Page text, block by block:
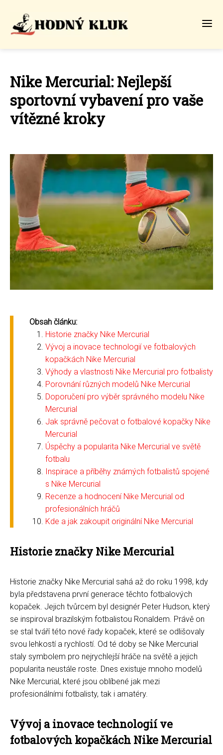
Nike Mercurial: Nejlepší
sportovní vybavení pro vaše
vítězné kroky
Obsah článku:
Historie značky Nike Mercurial
Vývoj a inovace technologií ve fotbalových
kopačkách Nike Mercurial
Výhody a vlastnosti Nike Mercurial pro fotbalisty
Porovnání různých modelů Nike Mercurial
Doporučení pro výběr správného modelu Nike
Mercurial
Jak správně pečovat o fotbalové kopačky Nike
Mercurial
Úspěchy a popularita Nike Mercurial ve světě
fotbalu
Inspirace a příběhy známých fotbalistů spojené
s Nike Mercurial
Recenze a hodnocení Nike Mercurial od
profesionálních hráčů
Kde a jak zakoupit originální Nike Mercurial
Historie značky Nike Mercurial
Historie značky Nike Mercurial sahá až do roku 1998, kdy
byla představena první generace těchto fotbalových
kopaček. Jejich tvůrcem byl designér Peter Hudson, který
se inspiroval brazilským fotbalistou Ronaldem. Právě on
se stal tváří této nové řady kopaček, které se odlišovaly
svou lehkostí a rychlostí. Od té doby se Nike Mercurial
staly symbolem pro nejrychlejší hráče na světě a jejich
popularita neustále roste. Dnes existuje mnoho modelů
Nike Mercurial, které jsou oblíbené jak mezi
profesionálními fotbalisty, tak i amatéry.
Vývoj a inovace technologií ve
fotbalových kopačkách Nike Mercurial